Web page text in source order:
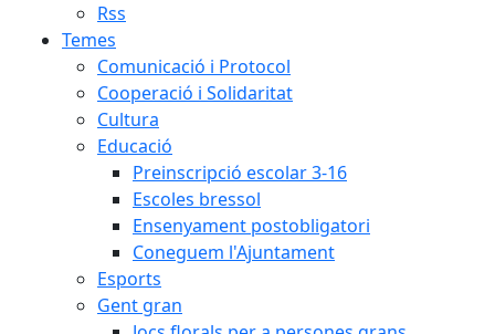
Rss
Temes
Comunicació i Protocol
Cooperació i Solidaritat
Cultura
Educació
Preinscripció escolar 3-16
Escoles bressol
Ensenyament postobligatori
Coneguem l'Ajuntament
Esports
Gent gran